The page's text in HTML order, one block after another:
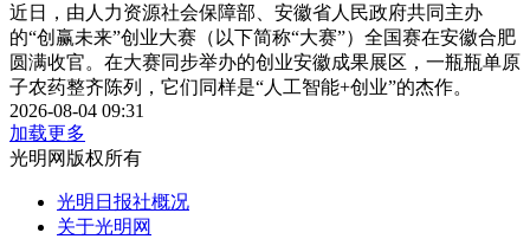
近日，由人力资源社会保障部、安徽省人民政府共同主办
的“创赢未来”创业大赛（以下简称“大赛”）全国赛在安徽合肥
圆满收官。在大赛同步举办的创业安徽成果展区，一瓶瓶单原
子农药整齐陈列，它们同样是“人工智能+创业”的杰作。
2026-08-04 09:31
加载更多
光明网版权所有
光明日报社概况
关于光明网